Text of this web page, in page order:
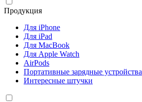
Продукция
Для iPhone
Для iPad
Для MacBook
Для Apple Watch
AirPods
Портативные зарядные устройства
Интересные штучки